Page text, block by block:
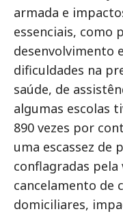
armada e
essenciais, como
desenvolvimento
dificuldades na
saúde, de
algumas escolas
890 vezes por
uma escassez de
conflagradas pela
cancelamento de
domiciliares,